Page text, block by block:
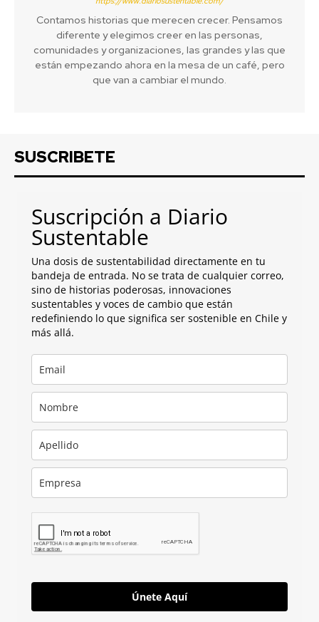
Contamos historias que merecen crecer. Pensamos
diferente y elegimos creer en las personas,
comunidades y organizaciones, las grandes y las que
están empezando ahora en la mesa de un café, pero
que van a cambiar el mundo.
SUSCRIBETE
Suscripción a Diario
Sustentable
Una dosis de sustentabilidad directamente en tu
bandeja de entrada. No se trata de cualquier correo,
sino de historias poderosas, innovaciones
sustentables y voces de cambio que están
redefiniendo lo que significa ser sostenible en Chile y
más allá.
Únete Aquí